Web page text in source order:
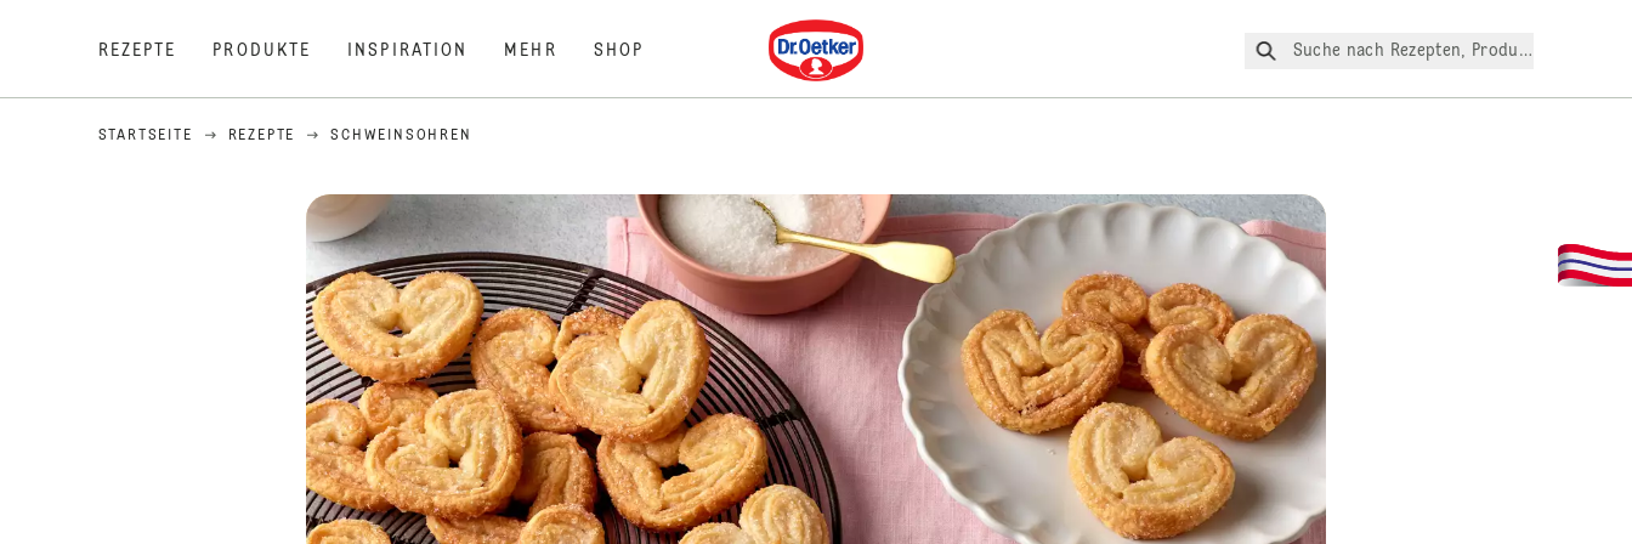
REZEPTE PRODUKTE INSPIRATION MEHR SHOP
Dr. Oetker
Suche nach Rezepten, Produkte, etc.
STARTSEITE REZEPTE SCHWEINSOHREN